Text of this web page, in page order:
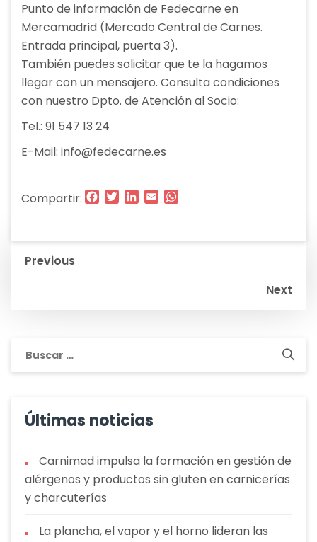
Punto de información de Fedecarne en
Mercamadrid (Mercado Central de Carnes.
Entrada principal, puerta 3).
También puedes solicitar que te la hagamos
llegar con un mensajero. Consulta condiciones
con nuestro Dpto. de Atención al Socio:
Tel.: 91 547 13 24
E-Mail: info@fedecarne.es
Compartir: Facebook
TwitterLinkedIn
Email
Navegación
Previous
Next
Últimas noticias
Carnimad impulsa la formación en gestión de
alérgenos y productos sin gluten en carnicerías
y charcuterías
La plancha, el vapor y el horno lideran las